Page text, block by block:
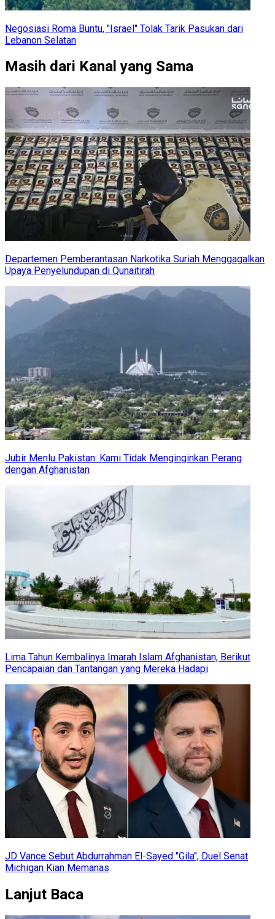
Negosiasi Roma Buntu, "Israel" Tolak Tarik Pasukan dari
Lebanon Selatan
Masih dari Kanal yang Sama
Departemen Pemberantasan Narkotika Suriah Menggagalkan
Upaya Penyelundupan di Qunaitirah
Jubir Menlu Pakistan: Kami Tidak Menginginkan Perang
dengan Afghanistan
Lima Tahun Kembalinya Imarah Islam Afghanistan, Berikut
Pencapaian dan Tantangan yang Mereka Hadapi
JD Vance Sebut Abdurrahman El-Sayed "Gila", Duel Senat
Michigan Kian Memanas
Lanjut Baca